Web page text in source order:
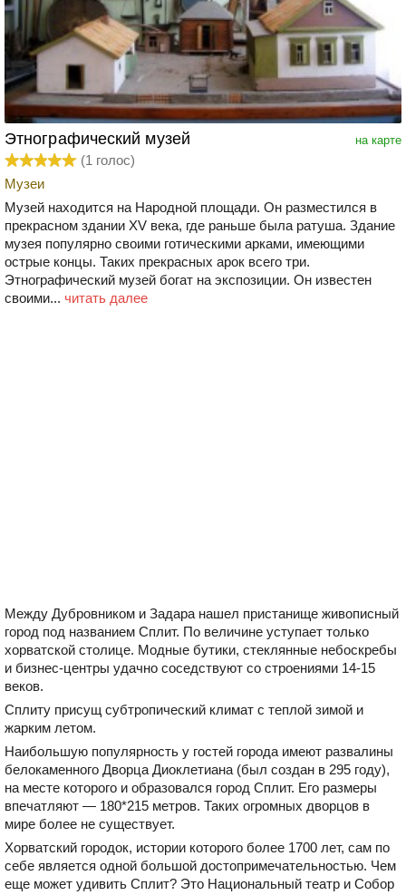
на карте
Этнографический музей
(1 голос)
Музеи
Музей находится на Народной площади. Он разместился в
прекрасном здании XV века, где раньше была ратуша. Здание
музея популярно своими готическими арками, имеющими
острые концы. Таких прекрасных арок всего три.
Этнографический музей богат на экспозиции. Он известен
своими... читать далее
Между Дубровником и Задара нашел пристанище живописный
город под названием Сплит. По величине уступает только
хорватской столице. Модные бутики, стеклянные небоскребы
и бизнес-центры удачно соседствуют со строениями 14-15
веков.
Сплиту присущ субтропический климат с теплой зимой и
жарким летом.
Наибольшую популярность у гостей города имеют развалины
белокаменного Дворца Диоклетиана (был создан в 295 году),
на месте которого и образовался город Сплит. Его размеры
впечатляют — 180*215 метров. Таких огромных дворцов в
мире более не существует.
Хорватский городок, истории которого более 1700 лет, сам по
себе является одной большой достопримечательностью. Чем
еще может удивить Сплит? Это Национальный театр и Собор